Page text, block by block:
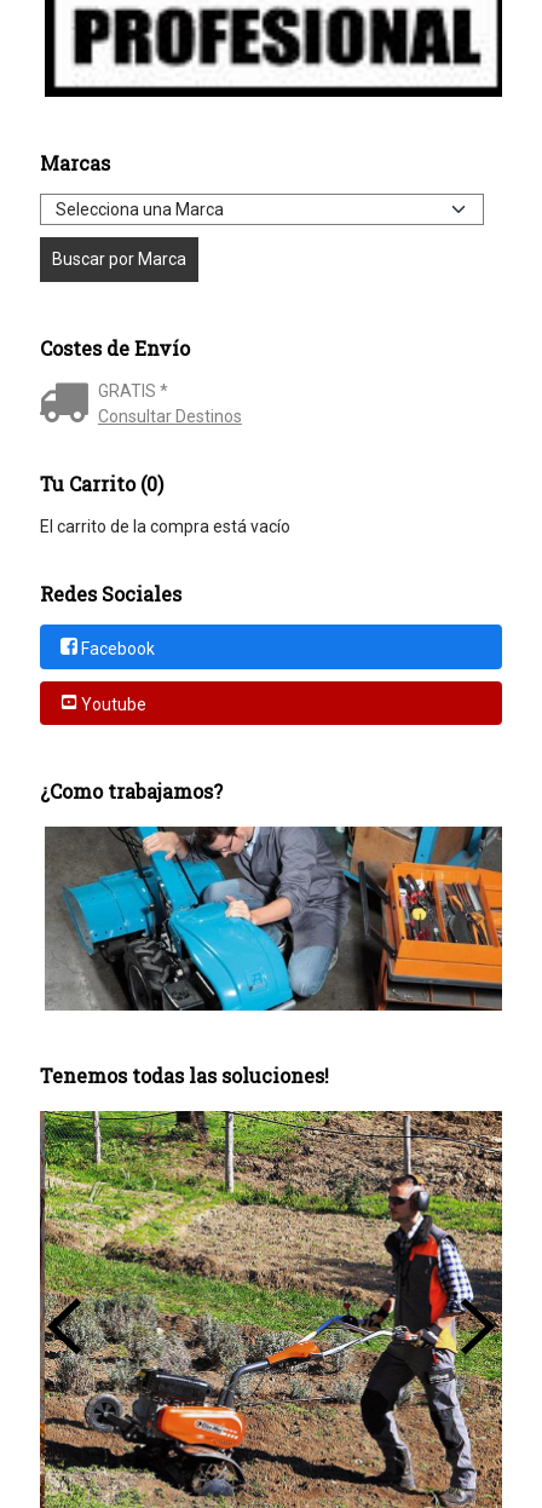
Marcas
Costes de Envío
GRATIS *
Consultar Destinos
Tu Carrito (0)
El carrito de la compra está vacío
Redes Sociales
Facebook
Youtube
¿Como trabajamos?
Tenemos todas las soluciones!